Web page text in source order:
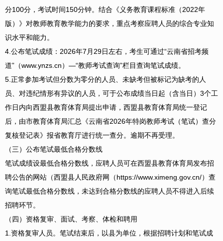
分100分，考试时间150分钟。结合《义务教育课程标准（2022年
版）》对教师教育教学能力的要求，重点考察应聘人员的综合专业知
识水平和能力。
4.公布笔试成绩：2026年7月29日左右，考生可通过“云南省招考频
道”（www.ynzs.cn）—“教师考试查询”栏目查询笔试成绩。
5.正常参加考试但分数为零分的人员、未缺考但被标记为缺考的人
员、对违纪情形有异议的人员，可于公布成绩当日起（含当日）3个工
作日内向西盟县教育体育局提出申请，西盟县教育体育局统一登记
后，由市教育体育局汇总《云南省2026年特岗教师考试（笔试）查分
复核登记表》报省教育厅进行统一查分。逾期不再受理。
（三）公布笔试最低合格分数线
笔试成绩设最低合格分数线，应聘人员可在西盟县教育体育局发布招
聘公告的网站（西盟县人民政府网（https://www.ximeng.gov.cn/）查
询笔试最低合格分数线，未达到合格分数线的应聘人员不得进入后续
招聘环节。
（四）资格复审、面试、考察、体检和聘用
1.资格复审人员。笔试结束后，以县为单位，根据招聘计划和笔试成